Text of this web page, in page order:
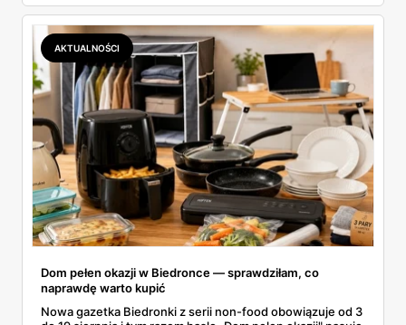
wszystkie oferty i policzyłam, kiedy taki zakup faktycznie
się opłaca.
AKTUALNOŚCI
Dom pełen okazji w Biedronce — sprawdziłam, co
naprawdę warto kupić
Nowa gazetka Biedronki z serii non-food obowiązuje od 3